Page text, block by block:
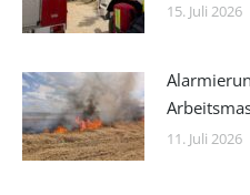
15. Juli 2026
11. Juli 2026